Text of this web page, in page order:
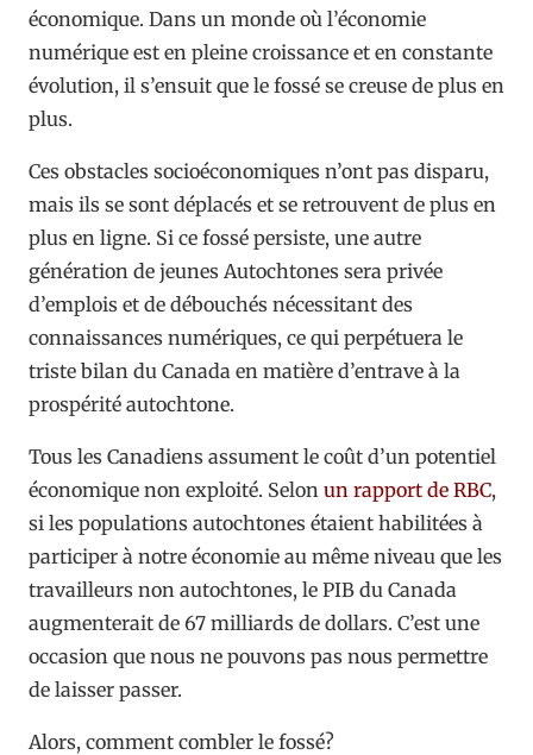
économique. Dans un monde où l’économie
numérique est en pleine croissance et en constante
évolution, il s’ensuit que le fossé se creuse de plus en
plus.
Ces obstacles socioéconomiques n’ont pas disparu,
mais ils se sont déplacés et se retrouvent de plus en
plus en ligne. Si ce fossé persiste, une autre
génération de jeunes Autochtones sera privée
d’emplois et de débouchés nécessitant des
connaissances numériques, ce qui perpétuera le
triste bilan du Canada en matière d’entrave à la
prospérité autochtone.
Tous les Canadiens assument le coût d’un potentiel
économique non exploité. Selon un rapport de RBC,
si les populations autochtones étaient habilitées à
participer à notre économie au même niveau que les
travailleurs non autochtones, le PIB du Canada
augmenterait de 67 milliards de dollars. C’est une
occasion que nous ne pouvons pas nous permettre
de laisser passer.
Alors, comment combler le fossé?